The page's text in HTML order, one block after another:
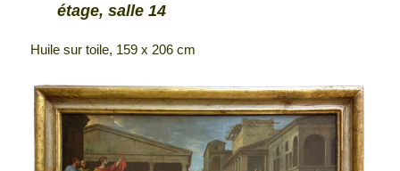
étage, salle 14
Huile sur toile, 159 x 206 cm